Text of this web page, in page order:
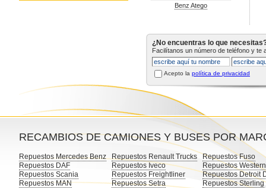
Benz Atego
¿No encuentras lo que
Facilítanos un número de teléfono y te
Acepto la política de privacidad
RECAMBIOS DE CAMIONES Y BUSES POR
Repuestos Mercedes Benz
Repuestos DAF
Repuestos Scania
Repuestos MAN
Repuestos Renault Trucks
Repuestos Iveco
Repuestos Freightliner
Repuestos Setra
Repuestos Fuso
Repuestos
Repuestos Detroit
Repuestos Sterling